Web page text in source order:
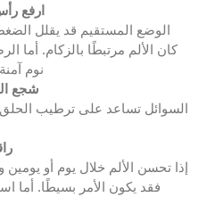
ارفع
الوضع المستقيم قد يقلل
كان الألم مرتبطًا بالزكام. أما
نوم
شجع
السوائل تساعد على ترطيب
إذا تحسن الألم خلال يوم أو
فقد يكون الأمر بسيطًا. أما